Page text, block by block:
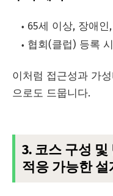
65세 이상, 장애
협회(클럽) 등록
이처럼 접근성과 가
으로도 드뭅니다.
3. 코스 구성
적응 가능한 설